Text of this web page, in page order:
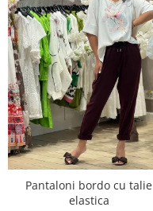
Pantaloni bordo cu talie
elastica